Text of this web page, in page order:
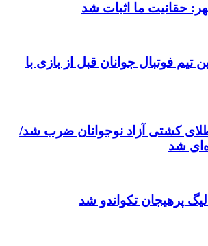
حقانیت ما اثبات شد
تیم فوتبال جوانان قبل از بازی با
کشتی آزاد نوجوانان ضرب شد/
شد
لیگ پرهیجان تکواندو شد